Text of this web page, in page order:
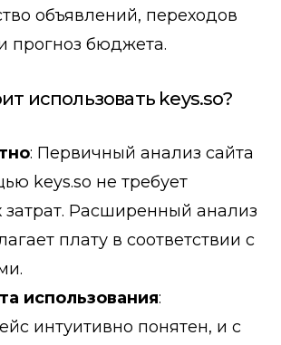
объявлений, переходов
прогноз бюджета.
использовать keys.so?
: Первичный анализ сайта
keys.so не требует
затрат. Расширенный анализ
плату в соответствии с
использования:
интуитивно понятен, и с